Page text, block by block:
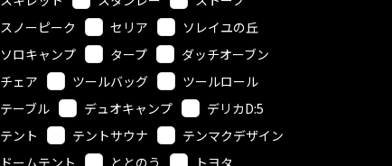
スノーピーク
セリア
ソレイユの丘
ソロキャンプ
タープ
ダッチオーブン
チェア
ツールバッグ
ツールロール
テーブル
デュオキャンプ
デリカD:5
テント
テントサウナ
テンマクデザイン
ドームテント
ととのう
トヨタ